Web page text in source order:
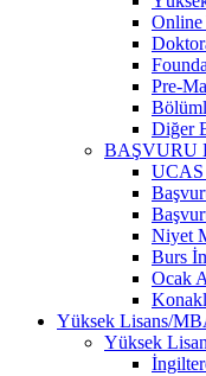
Pre-
Diğer
BAŞVURU
UCAS
Niyet
Burs
Ocak
Yüksek Lisans/
Yüksek